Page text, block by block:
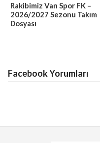
Rakibimiz Van Spor FK –
2026/2027 Sezonu Takım
Dosyası
Facebook Yorumları